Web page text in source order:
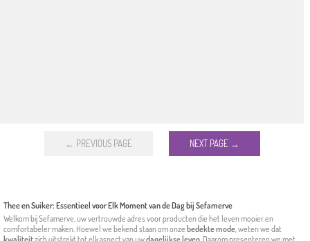
← PREVIOUS PAGE NEXT PAGE →
Thee en Suiker: Essentieel voor Elk Moment van de Dag bij Sefamerve
Welkom bij Sefamerve, uw vertrouwde adres voor producten die het leven mooier en
comfortabeler maken. Hoewel we bekend staan om onze bedekte mode , weten we dat